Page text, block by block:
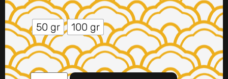
50 gr 100 gr